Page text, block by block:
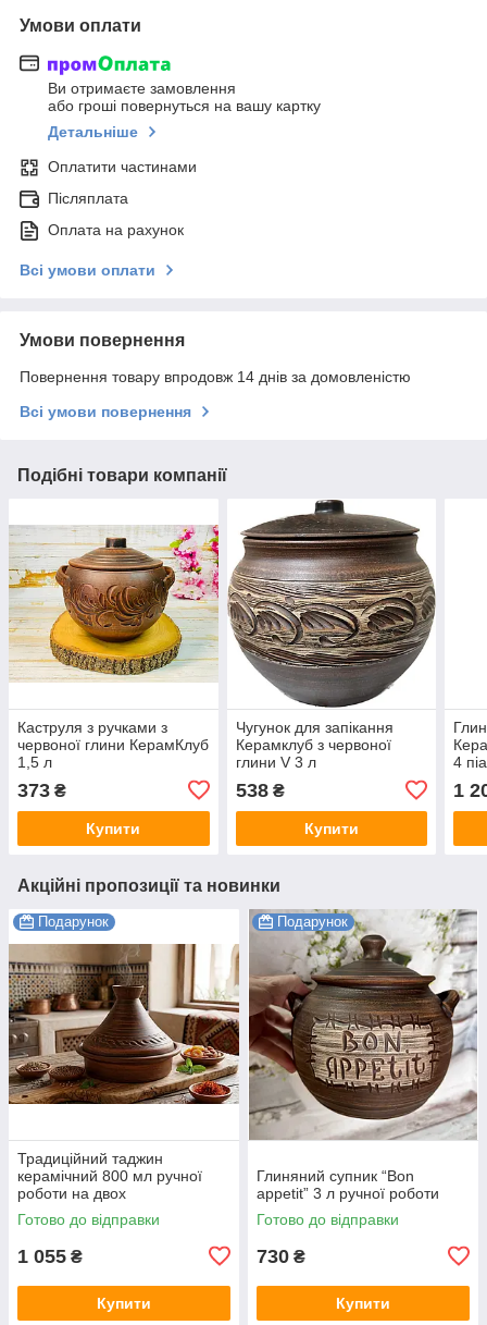
Умови оплати
Ви отримаєте замовлення
або гроші повернуться на вашу картку
Детальніше
Оплатити частинами
Післяплата
Оплата на рахунок
Всі умови оплати
Умови повернення
Повернення товару впродовж 14 днів за домовленістю
Всі умови повернення
Подібні товари компанії
Каструля з ручками з
червоної глини КерамКлуб
1,5 л
373 ₴
Купити
Чугунок для запікання
Керамклуб з червоної
глини V 3 л
538₴
Купити
4
1
Акційні пропозиції та новинки
Подарунок
Традиційний таджин
керамічний 800 мл ручної
роботи на двох
Готово до відправки
1 055 ₴
Купити
Подарунок
Глиняний супник “Bon
appetit” 3 л ручної роботи
Готово до відправки
730 ₴
Купити